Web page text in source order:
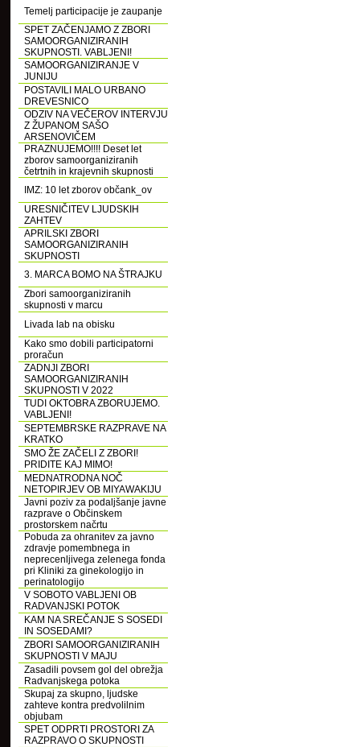
Temelj participacije je zaupanje
SPET ZAČENJAMO Z ZBORI
SAMOORGANIZIRANIH
SKUPNOSTI. VABLJENI!
SAMOORGANIZIRANJE V
JUNIJU
POSTAVILI MALO URBANO
DREVESNICO
ODZIV NA VEČEROV INTERVJU
Z ŽUPANOM SAŠO
ARSENOVIČEM
PRAZNUJEMO!!!! Deset let
zborov samoorganiziranih
četrtnih in krajevnih skupnosti
IMZ: 10 let zborov občank_ov
URESNIČITEV LJUDSKIH
ZAHTEV
APRILSKI ZBORI
SAMOORGANIZIRANIH
SKUPNOSTI
3. MARCA BOMO NA ŠTRAJKU
Zbori samoorganiziranih
skupnosti v marcu
Livada lab na obisku
Kako smo dobili participatorni
proračun
ZADNJI ZBORI
SAMOORGANIZIRANIH
SKUPNOSTI V 2022
TUDI OKTOBRA ZBORUJEMO.
VABLJENI!
SEPTEMBRSKE RAZPRAVE NA
KRATKO
SMO ŽE ZAČELI Z ZBORI!
PRIDITE KAJ MIMO!
MEDNATRODNA NOČ
NETOPIRJEV OB MIYAWAKIJU
Javni poziv za podaljšanje javne
razprave o Občinskem
prostorskem načrtu
Pobuda za ohranitev za javno
zdravje pomembnega in
neprecenljivega zelenega fonda
pri Kliniki za ginekologijo in
perinatologijo
V SOBOTO VABLJENI OB
RADVANJSKI POTOK
KAM NA SREČANJE S SOSEDI
IN SOSEDAMI?
ZBORI SAMOORGANIZIRANIH
SKUPNOSTI V MAJU
Zasadili povsem gol del obrežja
Radvanjskega potoka
Skupaj za skupno, ljudske
zahteve kontra predvolilnim
objubam
SPET ODPRTI PROSTORI ZA
RAZPRAVO O SKUPNOSTI